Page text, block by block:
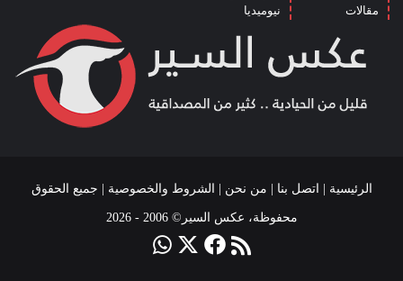
مقالات
نيوميديا
الرئيسية اتصل بنا من نحن الشروط والخصوصية | جميع الحقوق
محفوظة، عكس السير© 2006 - 2026